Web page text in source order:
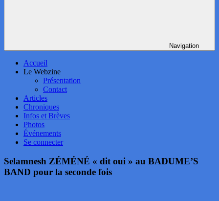
Navigation
Accueil
Le Webzine
Présentation
Contact
Articles
Chroniques
Infos et Brèves
Photos
Événements
Se connecter
Selamnesh ZÉMÉNÉ « dit oui » au BADUME’S
BAND pour la seconde fois